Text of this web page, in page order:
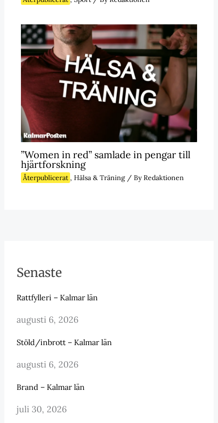
”Women in red” samlade in pengar till
hjärtforskning
Återpublicerat , Hälsa & Träning/ ByRedaktionen
Senaste
Rattfylleri – Kalmar län
augusti 6, 2026
Stöld/inbrott – Kalmar län
augusti 6, 2026
Brand – Kalmar län
juli 30, 2026